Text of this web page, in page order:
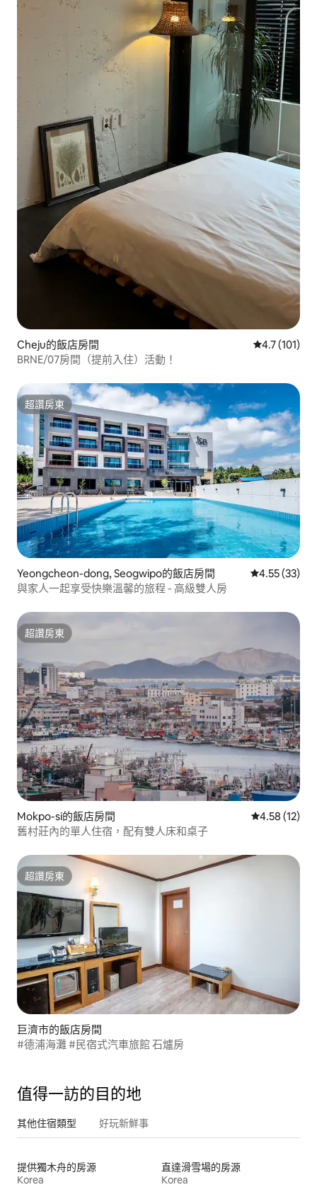
Cheju的飯店房間 從 101 則評
4.7 (101)
BRNE/07房間（提前入住）活動！
超讚房東
超讚房東
Yeongcheon-dong, Seogwipo的飯店房間 從 33 則評價
4.55 (33)
與家人一起享受快樂溫馨的旅程 - 高級雙人房
超讚房東
超讚房東
Mokpo-si的飯店房間 從 12 則評價
4.58 (12)
舊村莊內的單人住宿，配有雙人床和桌子
超讚房東
超讚房東
巨濟市的飯店房間
#德浦海灘 #民宿式汽車旅館 石爐房
值得一訪的目的地
其他住宿類型 好玩新鮮事
提供獨木舟的房源
Korea
直達滑雪場的房源
Korea